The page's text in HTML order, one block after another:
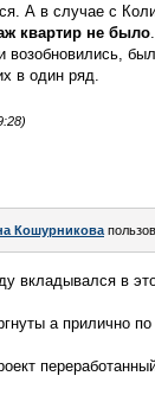
А в случае с
квартир не было
возобновились,
в один ряд.
Кошурникова
вкладывался в
а прилично